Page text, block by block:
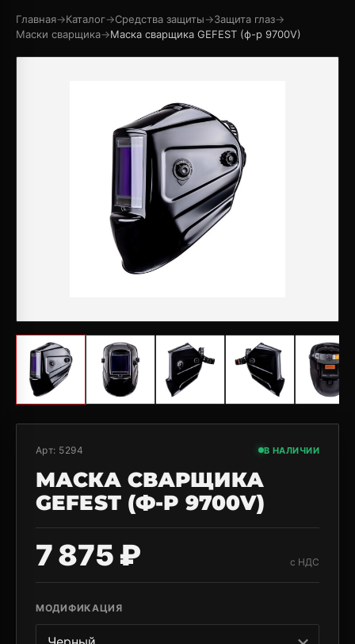
Главная→Каталог→Средства защиты→Защита глаз→
Маски сварщика→Маска сварщика GEFEST (ф-р 9700V)
Арт: 5294 В НАЛИЧИИ
МАСКА СВАРЩИКА
GEFEST (Ф-Р 9700V)
7 875 ₽ с НДС
МОДИФИКАЦИЯ